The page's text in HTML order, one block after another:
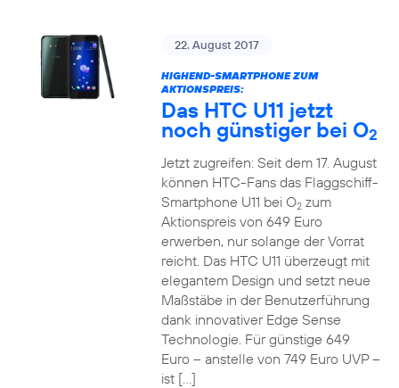
22. August 2017
HIGHEND-SMARTPHONE ZUM
AKTIONSPREIS:
Das HTC U11 jetzt
noch günstiger bei O2
Jetzt zugreifen: Seit dem 17. August
können HTC-Fans das Flaggschiff-
Smartphone U11 bei O2zum
Aktionspreis von 649 Euro
erwerben, nur solange der Vorrat
reicht. Das HTC U11 überzeugt mit
elegantem Design und setzt neue
Maßstäbe in der Benutzerführung
dank innovativer Edge Sense
Technologie. Für günstige 649
Euro – anstelle von 749 Euro UVP –
ist […]